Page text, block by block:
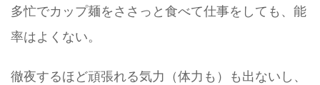
多忙でカップ麺をささっと食べて仕事をしても、能
率はよくない。
徹夜するほど頑張れる気力（体力も）も出ないし、